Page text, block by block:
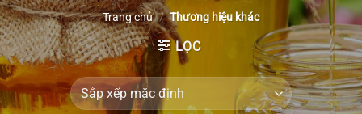
Trang chủ / Thương hiệu khác
LỌC